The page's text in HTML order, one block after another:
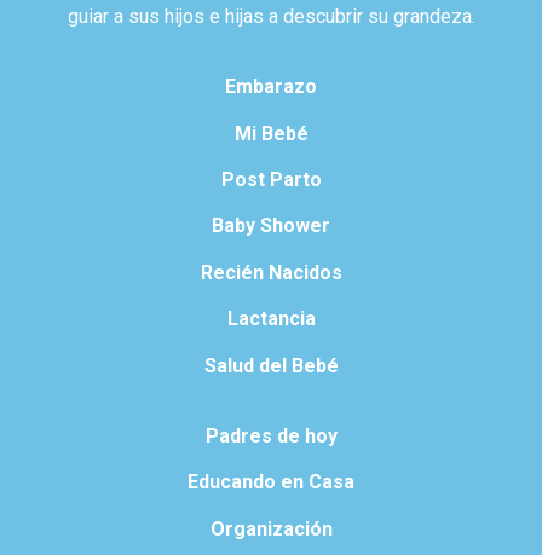
guiar a sus hijos e hijas a descubrir su grandeza.
Embarazo
Mi Bebé
Post Parto
Baby Shower
Recién Nacidos
Lactancia
Salud del Bebé
Padres de hoy
Educando en Casa
Organización